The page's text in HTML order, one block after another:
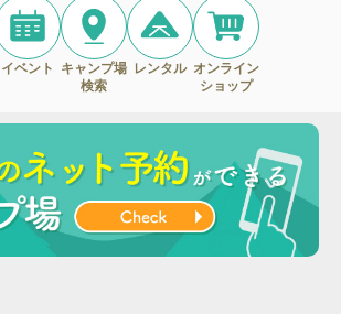
イベント
キャンプ場
検索
レンタル オンライン
ショップ